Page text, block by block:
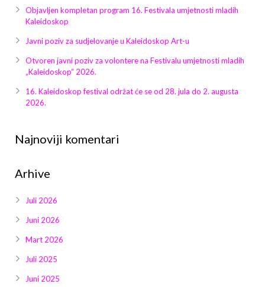
Objavljen kompletan program 16. Festivala umjetnosti mladih
Kaleidoskop
Javni poziv za sudjelovanje u Kaleidoskop Art-u
Otvoren javni poziv za volontere na Festivalu umjetnosti mladih
„Kaleidoskop“ 2026.
16. Kaleidoskop festival održat će se od 28. jula do 2. augusta
2026.
Najnoviji komentari
Arhive
Juli 2026
Juni 2026
Mart 2026
Juli 2025
Juni 2025